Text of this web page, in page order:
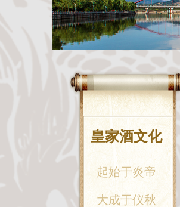
皇家酒文化
起始于炎帝
大成于仪秋